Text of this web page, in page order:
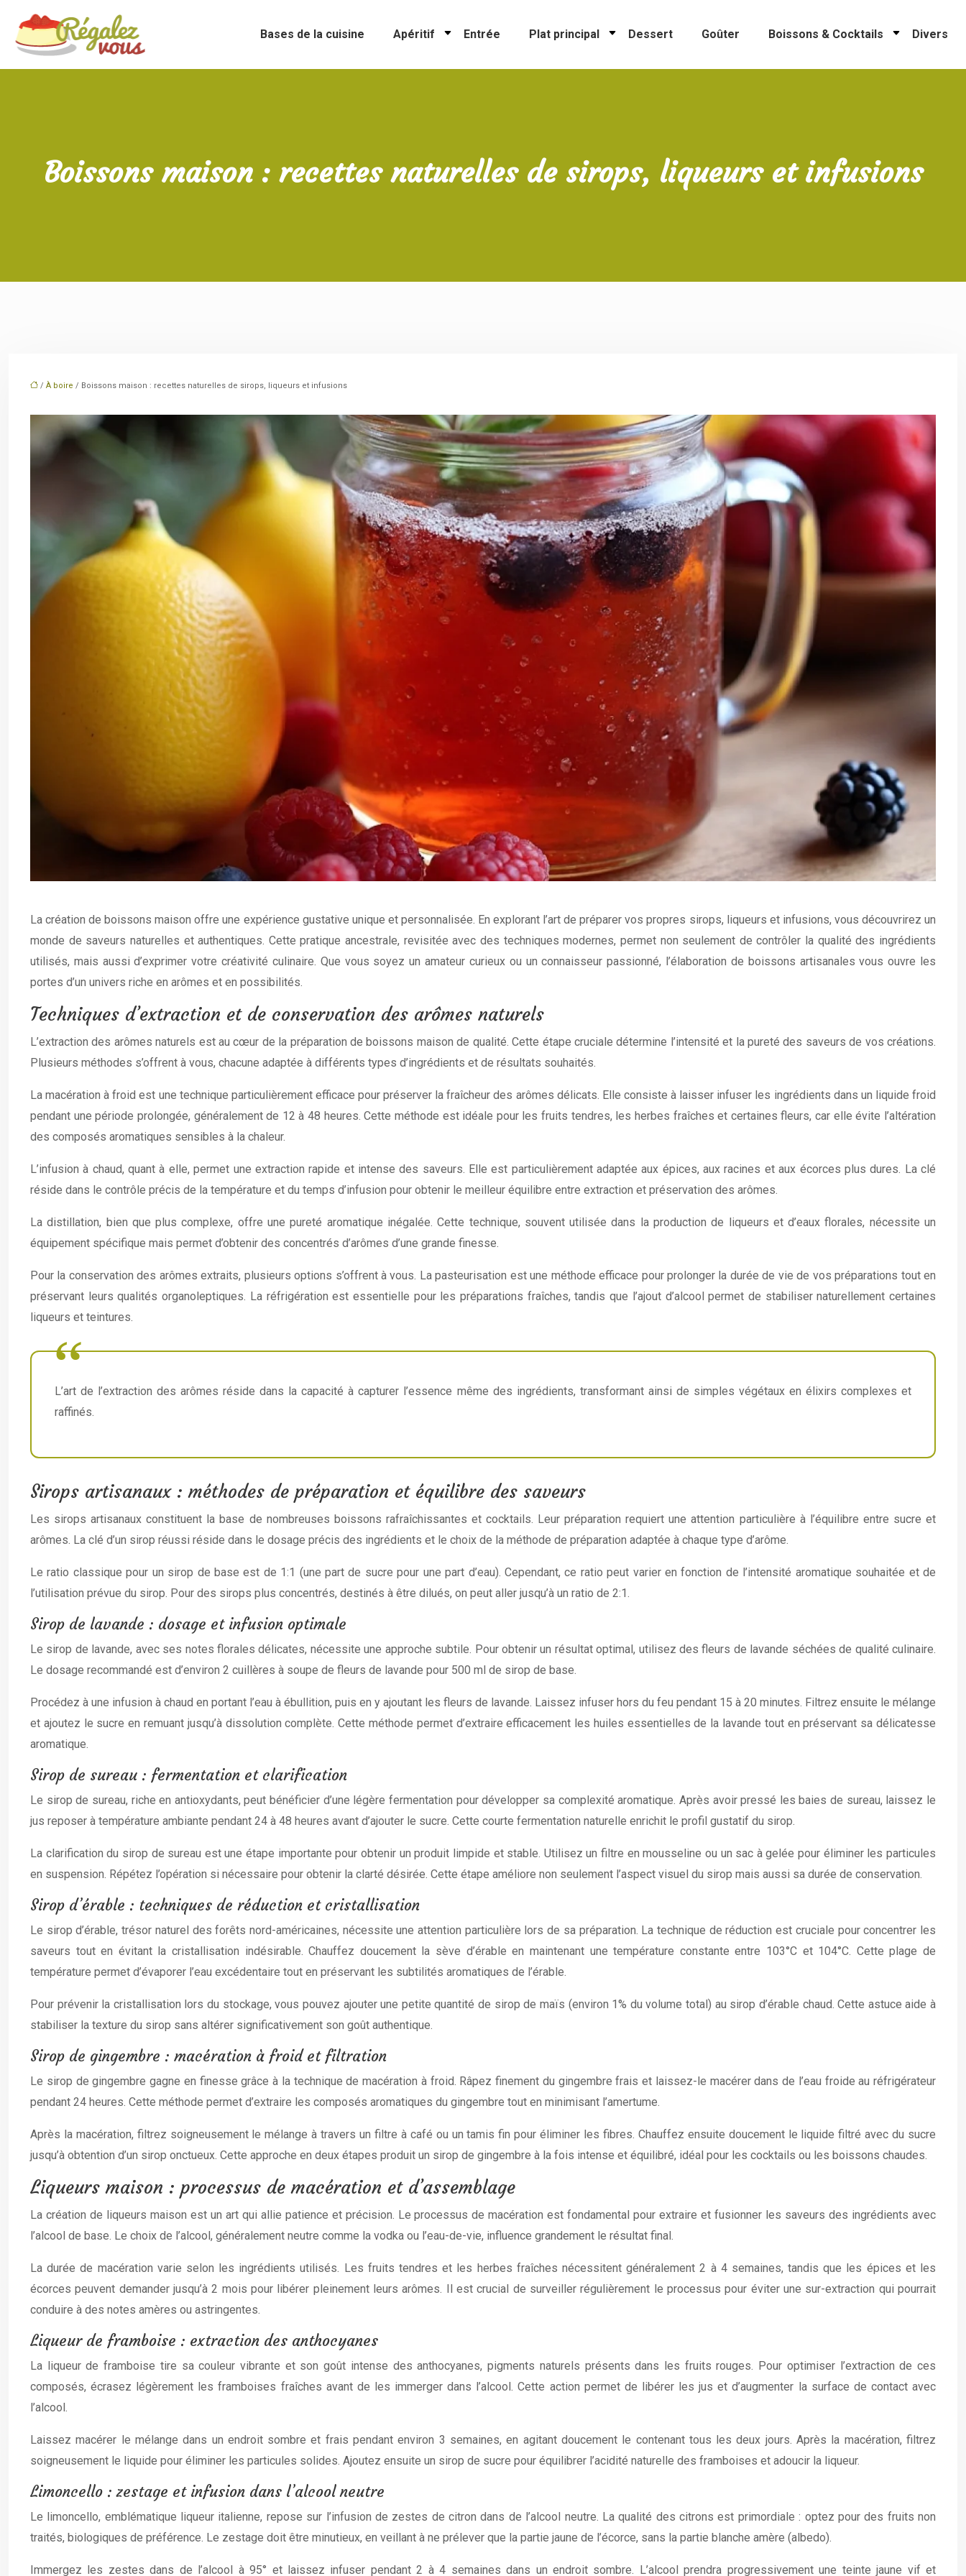
Bases de la cuisine Apéritif Entrée Plat principal Dessert Goûter Boissons & Cocktails Divers
Boissons maison : recettes naturelles de sirops, liqueurs et infusions
/ À boire / Boissons maison : recettes naturelles de sirops, liqueurs et infusions
La création de boissons maison offre une expérience gustative unique et personnalisée. En explorant l’art de préparer vos propres sirops, liqueurs et infusions, vous découvrirez un
monde de saveurs naturelles et authentiques. Cette pratique ancestrale, revisitée avec des techniques modernes, permet non seulement de contrôler la qualité des ingrédients
utilisés, mais aussi d’exprimer votre créativité culinaire. Que vous soyez un amateur curieux ou un connaisseur passionné, l’élaboration de boissons artisanales vous ouvre les
portes d’un univers riche en arômes et en possibilités.
Techniques d’extraction et de conservation des arômes naturels
L’extraction des arômes naturels est au cœur de la préparation de boissons maison de qualité. Cette étape cruciale détermine l’intensité et la pureté des saveurs de vos créations.
Plusieurs méthodes s’offrent à vous, chacune adaptée à différents types d’ingrédients et de résultats souhaités.
La macération à froid est une technique particulièrement efficace pour préserver la fraîcheur des arômes délicats. Elle consiste à laisser infuser les ingrédients dans un liquide froid
pendant une période prolongée, généralement de 12 à 48 heures. Cette méthode est idéale pour les fruits tendres, les herbes fraîches et certaines fleurs, car elle évite l’altération
des composés aromatiques sensibles à la chaleur.
L’infusion à chaud, quant à elle, permet une extraction rapide et intense des saveurs. Elle est particulièrement adaptée aux épices, aux racines et aux écorces plus dures. La clé
réside dans le contrôle précis de la température et du temps d’infusion pour obtenir le meilleur équilibre entre extraction et préservation des arômes.
La distillation, bien que plus complexe, offre une pureté aromatique inégalée. Cette technique, souvent utilisée dans la production de liqueurs et d’eaux florales, nécessite un
équipement spécifique mais permet d’obtenir des concentrés d’arômes d’une grande finesse.
Pour la conservation des arômes extraits, plusieurs options s’offrent à vous. La pasteurisation est une méthode efficace pour prolonger la durée de vie de vos préparations tout en
préservant leurs qualités organoleptiques. La réfrigération est essentielle pour les préparations fraîches, tandis que l’ajout d’alcool permet de stabiliser naturellement certaines
liqueurs et teintures.
L’art de l’extraction des arômes réside dans la capacité à capturer l’essence même des ingrédients, transformant ainsi de simples végétaux en élixirs complexes et
raffinés.
Sirops artisanaux : méthodes de préparation et équilibre des saveurs
Les sirops artisanaux constituent la base de nombreuses boissons rafraîchissantes et cocktails. Leur préparation requiert une attention particulière à l’équilibre entre sucre et
arômes. La clé d’un sirop réussi réside dans le dosage précis des ingrédients et le choix de la méthode de préparation adaptée à chaque type d’arôme.
Le ratio classique pour un sirop de base est de 1:1 (une part de sucre pour une part d’eau). Cependant, ce ratio peut varier en fonction de l’intensité aromatique souhaitée et de
l’utilisation prévue du sirop. Pour des sirops plus concentrés, destinés à être dilués, on peut aller jusqu’à un ratio de 2:1.
Sirop de lavande : dosage et infusion optimale
Le sirop de lavande, avec ses notes florales délicates, nécessite une approche subtile. Pour obtenir un résultat optimal, utilisez des fleurs de lavande séchées de qualité culinaire.
Le dosage recommandé est d’environ 2 cuillères à soupe de fleurs de lavande pour 500 ml de sirop de base.
Procédez à une infusion à chaud en portant l’eau à ébullition, puis en y ajoutant les fleurs de lavande. Laissez infuser hors du feu pendant 15 à 20 minutes. Filtrez ensuite le mélange
et ajoutez le sucre en remuant jusqu’à dissolution complète. Cette méthode permet d’extraire efficacement les huiles essentielles de la lavande tout en préservant sa délicatesse
aromatique.
Sirop de sureau : fermentation et clarification
Le sirop de sureau, riche en antioxydants, peut bénéficier d’une légère fermentation pour développer sa complexité aromatique. Après avoir pressé les baies de sureau, laissez le
jus reposer à température ambiante pendant 24 à 48 heures avant d’ajouter le sucre. Cette courte fermentation naturelle enrichit le profil gustatif du sirop.
La clarification du sirop de sureau est une étape importante pour obtenir un produit limpide et stable. Utilisez un filtre en mousseline ou un sac à gelée pour éliminer les particules
en suspension. Répétez l’opération si nécessaire pour obtenir la clarté désirée. Cette étape améliore non seulement l’aspect visuel du sirop mais aussi sa durée de conservation.
Sirop d’érable : techniques de réduction et cristallisation
Le sirop d’érable, trésor naturel des forêts nord-américaines, nécessite une attention particulière lors de sa préparation. La technique de réduction est cruciale pour concentrer les
saveurs tout en évitant la cristallisation indésirable. Chauffez doucement la sève d’érable en maintenant une température constante entre 103°C et 104°C. Cette plage de
température permet d’évaporer l’eau excédentaire tout en préservant les subtilités aromatiques de l’érable.
Pour prévenir la cristallisation lors du stockage, vous pouvez ajouter une petite quantité de sirop de maïs (environ 1% du volume total) au sirop d’érable chaud. Cette astuce aide à
stabiliser la texture du sirop sans altérer significativement son goût authentique.
Sirop de gingembre : macération à froid et filtration
Le sirop de gingembre gagne en finesse grâce à la technique de macération à froid. Râpez finement du gingembre frais et laissez-le macérer dans de l’eau froide au réfrigérateur
pendant 24 heures. Cette méthode permet d’extraire les composés aromatiques du gingembre tout en minimisant l’amertume.
Après la macération, filtrez soigneusement le mélange à travers un filtre à café ou un tamis fin pour éliminer les fibres. Chauffez ensuite doucement le liquide filtré avec du sucre
jusqu’à obtention d’un sirop onctueux. Cette approche en deux étapes produit un sirop de gingembre à la fois intense et équilibré, idéal pour les cocktails ou les boissons chaudes.
Liqueurs maison : processus de macération et d’assemblage
La création de liqueurs maison est un art qui allie patience et précision. Le processus de macération est fondamental pour extraire et fusionner les saveurs des ingrédients avec
l’alcool de base. Le choix de l’alcool, généralement neutre comme la vodka ou l’eau-de-vie, influence grandement le résultat final.
La durée de macération varie selon les ingrédients utilisés. Les fruits tendres et les herbes fraîches nécessitent généralement 2 à 4 semaines, tandis que les épices et les
écorces peuvent demander jusqu’à 2 mois pour libérer pleinement leurs arômes. Il est crucial de surveiller régulièrement le processus pour éviter une sur-extraction qui pourrait
conduire à des notes amères ou astringentes.
Liqueur de framboise : extraction des anthocyanes
La liqueur de framboise tire sa couleur vibrante et son goût intense des anthocyanes, pigments naturels présents dans les fruits rouges. Pour optimiser l’extraction de ces
composés, écrasez légèrement les framboises fraîches avant de les immerger dans l’alcool. Cette action permet de libérer les jus et d’augmenter la surface de contact avec
l’alcool.
Laissez macérer le mélange dans un endroit sombre et frais pendant environ 3 semaines, en agitant doucement le contenant tous les deux jours. Après la macération, filtrez
soigneusement le liquide pour éliminer les particules solides. Ajoutez ensuite un sirop de sucre pour équilibrer l’acidité naturelle des framboises et adoucir la liqueur.
Limoncello : zestage et infusion dans l’alcool neutre
Le limoncello, emblématique liqueur italienne, repose sur l’infusion de zestes de citron dans de l’alcool neutre. La qualité des citrons est primordiale : optez pour des fruits non
traités, biologiques de préférence. Le zestage doit être minutieux, en veillant à ne prélever que la partie jaune de l’écorce, sans la partie blanche amère (albedo).
Immergez les zestes dans de l’alcool à 95° et laissez infuser pendant 2 à 4 semaines dans un endroit sombre. L’alcool prendra progressivement une teinte jaune vif et